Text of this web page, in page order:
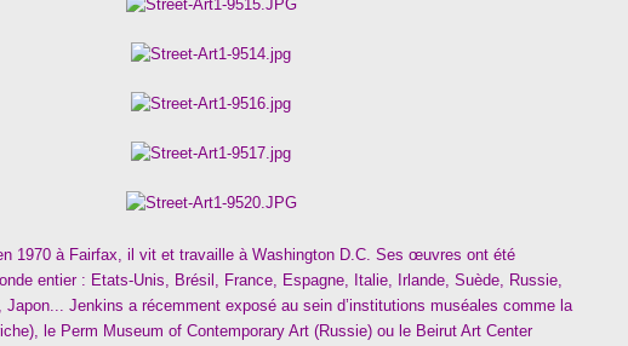
1970 à Fairfax, il vit et travaille à Washington D.C. Ses œuvres ont été
entier : Etats-Unis, Brésil, France, Espagne, Italie, Irlande, Suède, Russie,
Japon... Jenkins a récemment exposé au sein d’institutions muséales comme la
le Perm Museum of Contemporary Art (Russie) ou le Beirut Art Center